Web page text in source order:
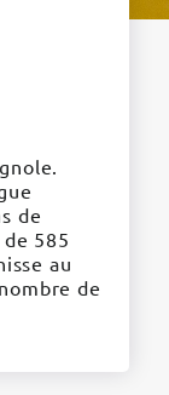
de
585
au
de